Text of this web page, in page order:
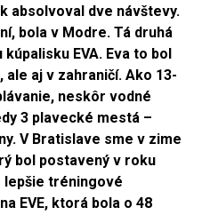
absolvoval dve návštevy.
bola v Modre. Tá druhá
EVA. Eva to bol
aj v zahraničí. Ako 13-
neskôr vodné
3 plavecké mestá –
V Bratislave sme v zime
bol postavený v roku
lepšie tréningové
EVE, ktorá bola o 48